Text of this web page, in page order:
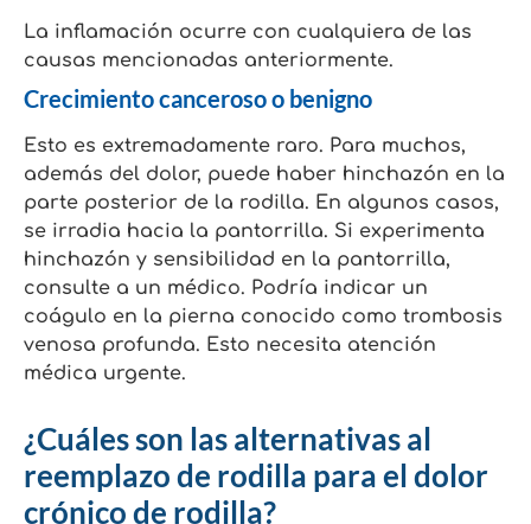
La inflamación ocurre con cualquiera de las
causas mencionadas anteriormente.
Crecimiento canceroso o benigno
Esto es extremadamente raro. Para muchos,
además del dolor, puede haber hinchazón en la
parte posterior de la rodilla. En algunos casos,
se irradia hacia la pantorrilla. Si experimenta
hinchazón y sensibilidad en la pantorrilla,
consulte a un médico. Podría indicar un
coágulo en la pierna conocido como trombosis
venosa profunda. Esto necesita atención
médica urgente.
¿Cuáles son las alternativas al
reemplazo de rodilla para el dolor
crónico de rodilla?